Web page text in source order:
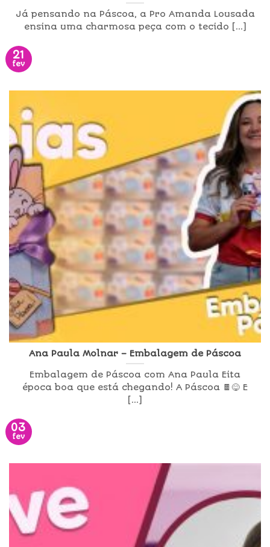
Já pensando na Páscoa, a Pro Amanda Lousada
ensina uma charmosa peça com o tecido [...]
21
fev
Ana Paula Molnar – Embalagem de Páscoa
Embalagem de Páscoa com Ana Paula Eita
época boa que está chegando! A Páscoa 🍫😋 E
[...]
03
fev